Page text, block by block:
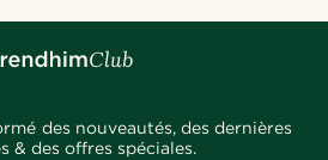
des nouveautés, des dernières
& des offres spéciales.